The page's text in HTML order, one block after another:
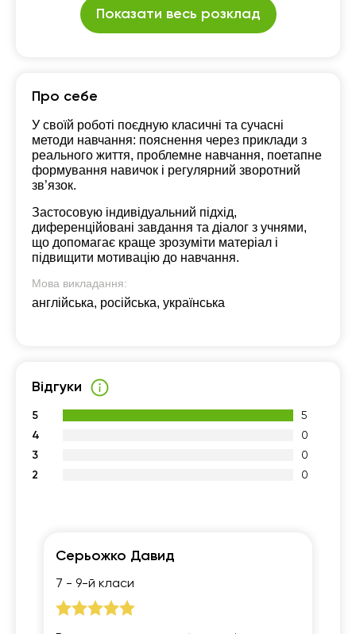
Показати весь розклад
Про себе
У своїй роботі поєдную класичні та сучасні
методи навчання: пояснення через приклади з
реального життя, проблемне навчання, поетапне
формування навичок і регулярний зворотний
зв’язок.
Застосовую індивідуальний підхід,
диференційовані завдання та діалог з учнями,
що допомагає краще зрозуміти матеріал і
підвищити мотивацію до навчання.
Мова викладання:
англійська, російська, українська
Відгуки
5
5
4
0
3
0
2
0
Серьожко Давид
7 - 9-й класи